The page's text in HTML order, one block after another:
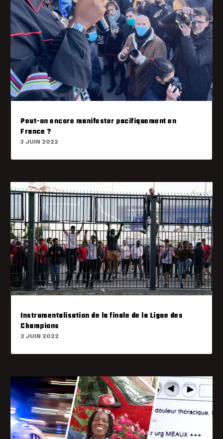
Peut-on encore manifester pacifiquement en
France ?
3 JUIN 2022
Instrumentalisation de la finale de la Ligue des
Champions
2 JUIN 2022